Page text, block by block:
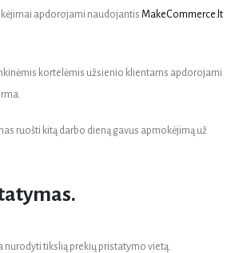
apdorojami naudojantis MakeCommerce.lt
kortelėmis užsienio klientams apdorojami
ruošti kitą darbo dieną gavus apmokėjimą už
nurodyti tikslią prekių pristatymo vietą.